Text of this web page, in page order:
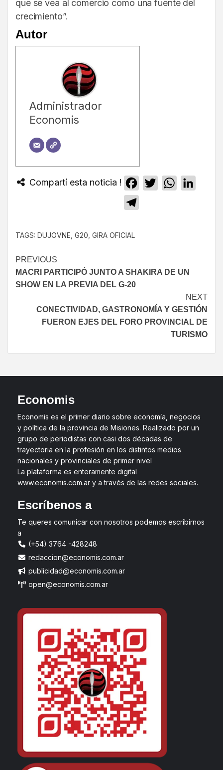
que se vea al comercio como una fuente del
crecimiento”.
Autor
Administrador
Economis
Compartí esta noticia ! Facebook
TwitterWhatsApp
TAGS: DUJOVNE G20 GIRA OFICIAL
PREVIOUS
MACRI PARTICIPÓ JUNTO A SHAKIRA DE UN
SHOW EN LA PREVIA DEL G-20
NEXT
CONECTIVIDAD, GASTRONOMÍA Y GESTIÓN
FUERON EJES DEL FORO PROVINCIAL DE
TURISMO
Economis
Economis es el primer diario sobre economía, negocios
y política de la provincia de Misiones. Realizado por un
grupo de periodistas con casi dos décadas de
trayectoria en la profesión en los distintos medios
nacionales y provinciales de primer nivel
La plataforma es enteramente digital
www.economis.com.ar y a través de las redes sociales.
Escríbenos a
Te queres comunicar con nosotros podemos escribirnos
a
(+54) 3764 -428248
redaccion@economis.com.ar
publicidad@economis.com.ar
open@economis.com.ar